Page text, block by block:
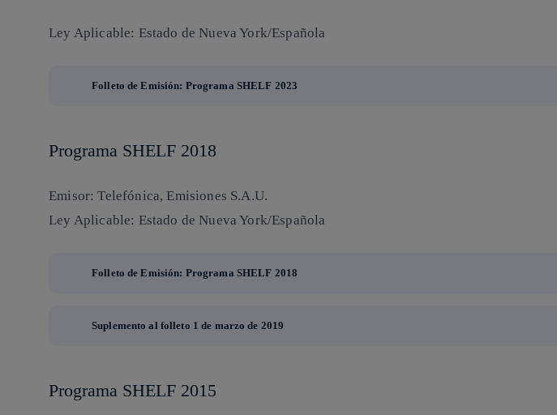
Ley Aplicable: Estado de Nueva York/Española
Folleto de Emisión: Programa SHELF 2023
Programa SHELF 2018
Emisor: Telefónica, Emisiones S.A.U.
Ley Aplicable: Estado de Nueva York/Española
Folleto de Emisión: Programa SHELF 2018
Suplemento al folleto 1 de marzo de 2019
Programa SHELF 2015